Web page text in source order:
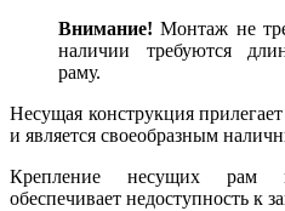
Внимание! Монтаж не
наличии требуются
раму.
Несущая конструкция
и является своеобразным
Крепление несущих рам
обеспечивает недоступность к